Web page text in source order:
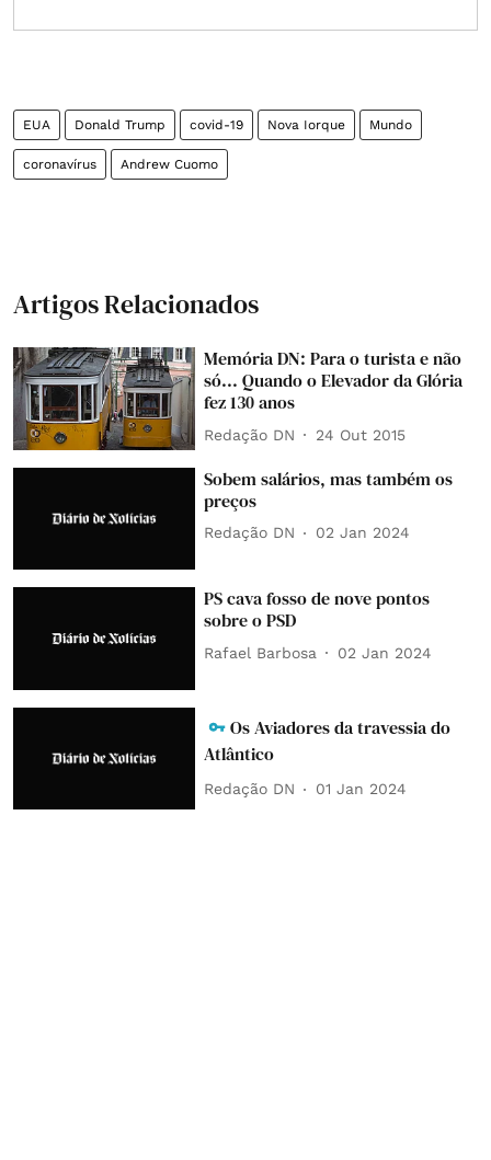
EUA Donald Trump covid-19 Nova Iorque Mundo
coronavírus Andrew Cuomo
Artigos Relacionados
Memória DN: Para o turista e não
só... Quando o Elevador da Glória
fez 130 anos
Redação DN 24 Out 2015
Sobem salários, mas também os
preços
Redação DN 02 Jan 2024
PS cava fosso de nove pontos
sobre o PSD
Rafael Barbosa 02 Jan 2024
Os Aviadores da travessia do
Atlântico
Redação DN 01 Jan 2024